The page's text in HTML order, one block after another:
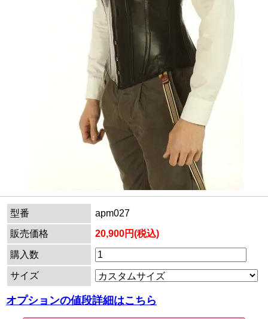
型番
apm027
販売価格
20,900円(税込)
購入数
サイズ
オプションの値段詳細はこちら